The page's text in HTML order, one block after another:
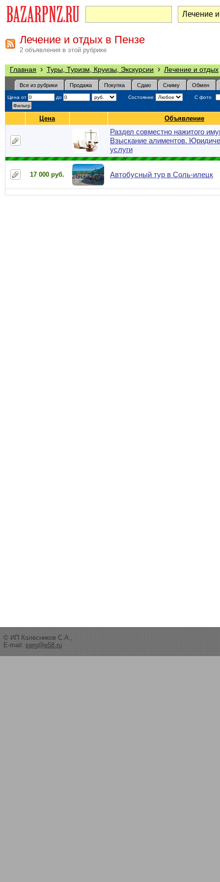
Лечение и отдых в Пензе
2 объявления в этой рубрике
Главная › Туры, Туризм, Круизы, Экскурсии › Лечение и отдых
Все из рубрики Продажа Покупка Сдаю Сниму Обмен
Цена от до Состояние С фото
Цена Объявление
Раздел совместно нажитого
Взыскание алиментов.
услуги
17 000 руб. Автобусный тур в Соль-илецк
© ИП Колесников С.А.,
E-mail: serg@e58.ru